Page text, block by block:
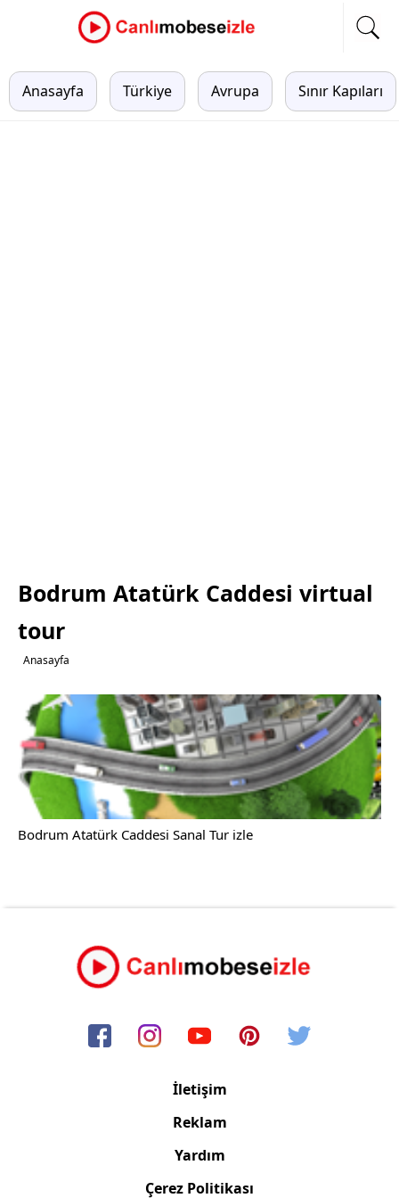
Anasayfa Türkiye Avrupa Sınır Kapıları
Bodrum Atatürk Caddesi virtual
tour
Anasayfa
Bodrum Atatürk Caddesi Sanal Tur izle
İletişim
Reklam
Yardım
Çerez Politikası